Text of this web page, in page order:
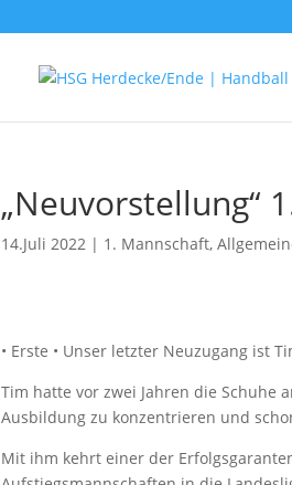
„Neuvorstellung“
14.Juli 2022 | 1. Mannschaft,
• Erste • Unser letzter Neuzugang ist
Tim hatte vor zwei Jahren die Schuhe
Ausbildung zu konzentrieren und
Mit ihm kehrt einer der